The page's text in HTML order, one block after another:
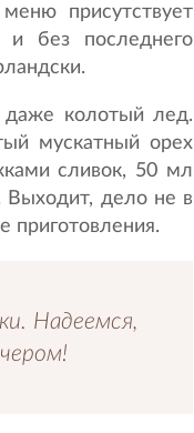
присутствует
без последнего
даже колотый лед.
мускатный орех
сливок, 50 мл
Выходит, дело не в
приготовления.
Надеемся,